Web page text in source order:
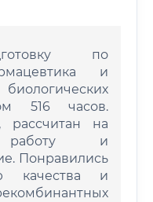
по
и
516 часов.
рассчитан на
работу и
Понравились
качества и